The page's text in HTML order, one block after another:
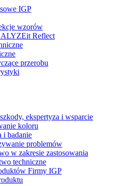
IGP
wzorów
Reflect
przerobu
ekspertyza i wsparcie
koloru
i badanie
problemów
w zakresie zastosowania
techniczne
Firmy IGP